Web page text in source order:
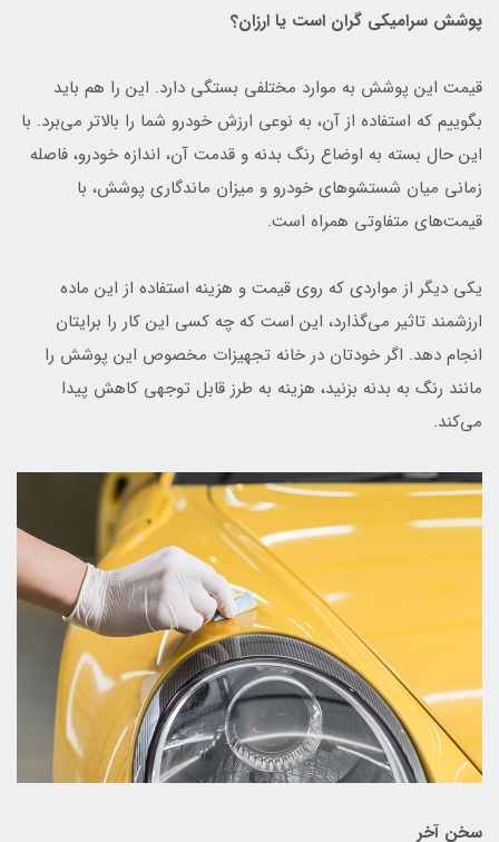
پوشش سرامیکی گران است یا ارزان؟
قیمت این پوشش به موارد مختلفی بستگی دارد. این را هم باید
بگوییم که استفاده از آن، به نوعی ارزش خودرو شما را بالاتر می‌برد. با
این حال بسته به اوضاع رنگ بدنه و قدمت آن، اندازه خودرو، فاصله
زمانی میان شستشوهای خودرو و میزان ماندگاری پوشش، با
قیمت‌های متفاوتی همراه است.
یکی دیگر از مواردی که روی قیمت و هزینه استفاده از این ماده
ارزشمند تاثیر می‌گذارد، این است که چه کسی این کار را برایتان
انجام دهد. اگر خودتان در خانه تجهیزات مخصوص این پوشش را
مانند رنگ به بدنه بزنید، هزینه‌ به طرز قابل توجهی کاهش پیدا
می‌کند.
سخن آخر